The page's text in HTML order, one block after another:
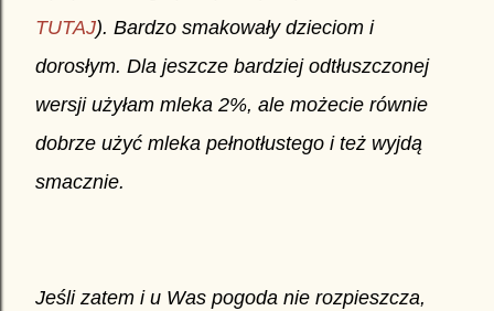
TUTAJ). Bardzo smakowały dzieciom i
dorosłym. Dla jeszcze bardziej odtłuszczonej
wersji użyłam mleka 2%, ale możecie równie
dobrze użyć mleka pełnotłustego i też wyjdą
smacznie.
Jeśli zatem i u Was pogoda nie rozpieszcza,